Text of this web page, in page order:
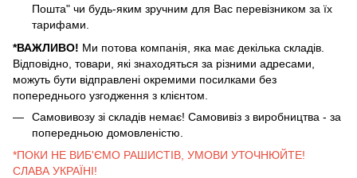
Пошта" чи будь-яким зручним для Вас перевізником за їх
тарифами.
*ВАЖЛИВО! Ми потова компанія, яка має декілька складів.
Відповідно, товари, які знаходяться за різними адресами,
можуть бути відправлені окремими посилками без
попереднього узгодження з клієнтом.
Самовивозу зі складів немає! Самовивіз з виробництва - за
попередньою домовленістю.
*ПОКИ НЕ ВИБ'ЄМО РАШИСТІВ, УМОВИ УТОЧНЮЙТЕ!
СЛАВА УКРАЇНІ!